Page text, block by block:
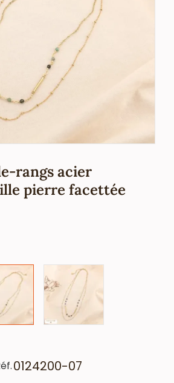
rangs acier
pierre facettée
0124200-07